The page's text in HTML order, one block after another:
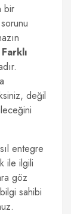
bir
Farklı
değil
entegre
ile ilgili
göz
sahibi